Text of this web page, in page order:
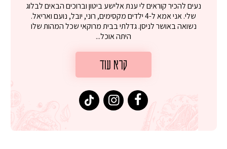
נעים להכיר קוראים לי ענת אלישע ביטון וברוכים הבאים לבלוג
שלי. אני אמא ל-4 ילדים מקסימים, רוני, יובל, נועם ואריאל.
נשואה באושר לניסן. גדלתי בבית מרוקאי שכל המהות שלו
היתה אוכל...
קרא עוד